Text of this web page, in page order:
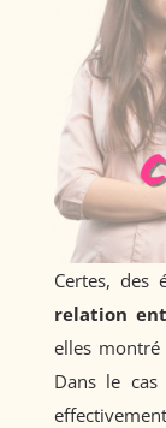
Certes, des
relation
elles montré
Dans le